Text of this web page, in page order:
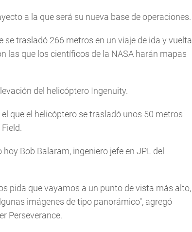
a la que será su nueva base de operaciones.
se trasladó 266 metros en un viaje de ida y vuelta
las que los científicos de la NASA harán mapas
del helicóptero Ingenuity.
que el helicóptero se trasladó unos 50 metros
Bob Balaram, ingeniero jefe en JPL del
pida que vayamos a un punto de vista más alto,
imágenes de tipo panorámico", agregó
Perseverance.